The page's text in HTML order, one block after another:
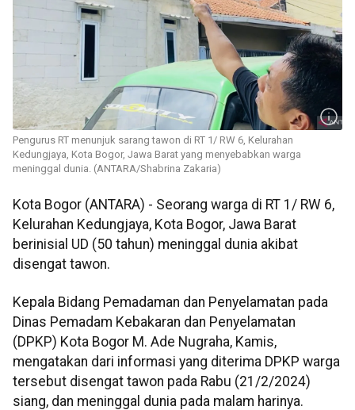
Pengurus RT menunjuk sarang tawon di RT 1/ RW 6, Kelurahan
Kedungjaya, Kota Bogor, Jawa Barat yang menyebabkan warga
meninggal dunia. (ANTARA/Shabrina Zakaria)
Kota Bogor (ANTARA) - Seorang warga di RT 1/ RW 6,
Kelurahan Kedungjaya, Kota Bogor, Jawa Barat
berinisial UD (50 tahun) meninggal dunia akibat
disengat tawon.
Kepala Bidang Pemadaman dan Penyelamatan pada
Dinas Pemadam Kebakaran dan Penyelamatan
(DPKP) Kota Bogor M. Ade Nugraha, Kamis,
mengatakan dari informasi yang diterima DPKP warga
tersebut disengat tawon pada Rabu (21/2/2024)
siang, dan meninggal dunia pada malam harinya.